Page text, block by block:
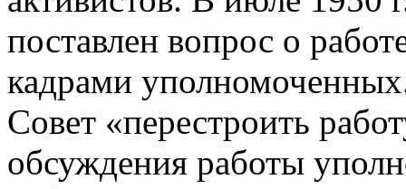
поставлен вопрос о
кадрами
Совет «перестроить
обсуждения работы